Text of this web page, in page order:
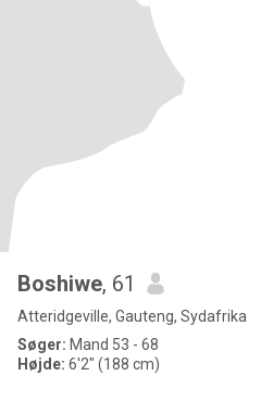
Boshiwe, 61
Atteridgeville, Gauteng, Sydafrika
Søger: Mand 53 - 68
Højde: 6'2" (188 cm)